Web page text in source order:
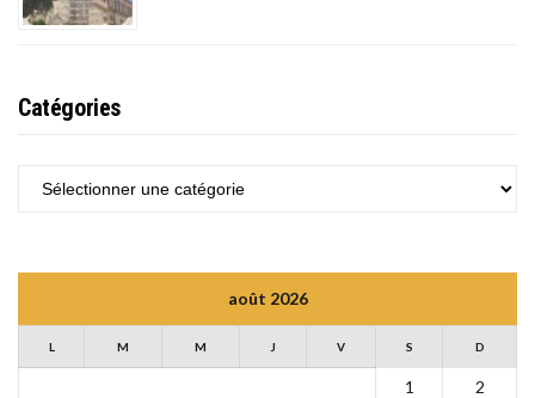
Catégories
CATÉGORIES
août 2026
L M M J V S D
1
2